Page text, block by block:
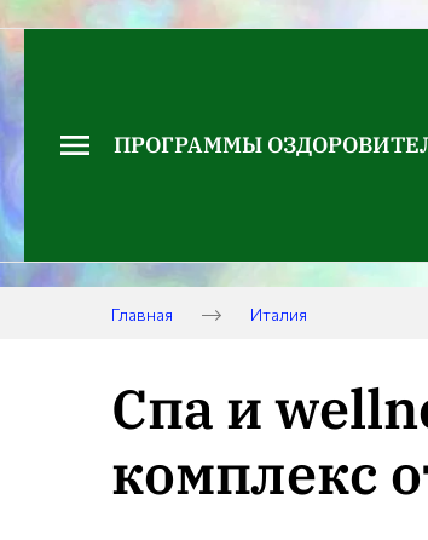
ПРОГРАММЫ
Главная Италия
Спа и
комплекс